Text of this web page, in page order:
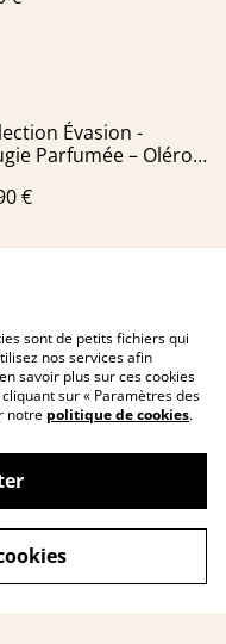
Évasion -
Parfumée – Oléron
€
Conditions
sont de petits fichiers qui
nos services afin
savoir plus sur ces cookies
sur « Paramètres des
notre politique de cookies.